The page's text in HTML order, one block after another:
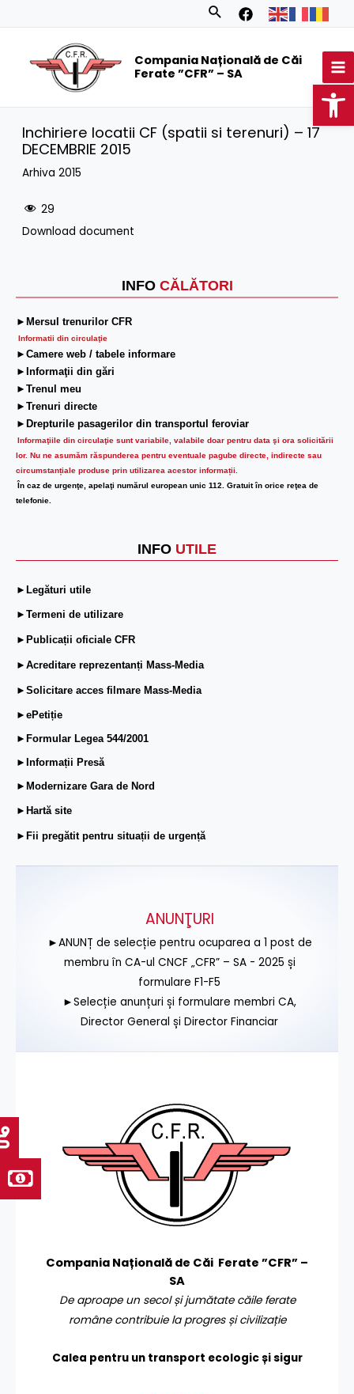
Search
Compania Națională de Căi
Ferate ”CFR” – SA
INFO CĂLĂTORI
►Mersul trenurilor CFR
Informatii din circulaţie
►Camere web / tabele informare
►Informaţii din gări
►Trenul meu
►Trenuri directe
►Drepturile pasagerilor din transportul feroviar
Informaţiile din circulaţie sunt variabile, valabile doar pentru data şi ora solicitării
lor. Nu ne asumăm răspunderea pentru eventuale pagube directe, indirecte sau
circumstanțiale produse prin utilizarea acestor informații.
În caz de urgenţe, apelaţi numărul european unic 112. Gratuit în orice reţea de
telefonie.
INFO UTILE
►Legături utile
►Termeni de utilizare
►Publicații oficiale CFR
►Acreditare reprezentanți Mass-Media
►Solicitare acces filmare Mass-Media
►ePetiție
►Formular Legea 544/2001
►Informații Presă
►Modernizare Gara de Nord
►Hartă site
►Fii pregătit pentru situații de urgență
Inchiriere locatii CF (spatii si terenuri) – 17
DECEMBRIE 2015
Arhiva 2015
29
Download document
ANUNŢURI
►ANUNȚ de selecție pentru ocuparea a 1 post de
membru în CA-ul CNCF „CFR” – SA - 2025 și
formulare F1-F5
►Selecție anunțuri și formulare membri CA,
Director General și Director Financiar
Compania Națională de Căi Ferate ”CFR” –
SA
De aproape un secol și jumătate căile ferate
române contribuie la progres și civilizație
Calea pentru un transport ecologic și sigur